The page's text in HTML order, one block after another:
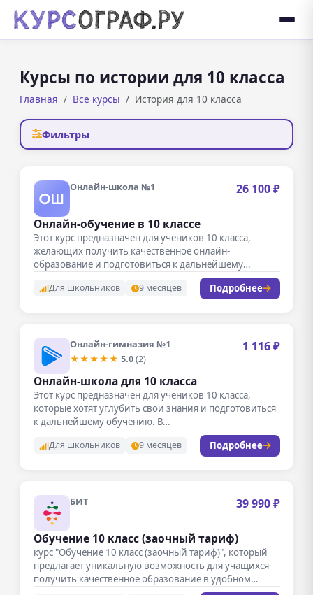
Курсы по истории для 10 класса
Главная Все курсы История для 10 класса
Фильтры
Онлайн-школа №1 26 100 ₽
Онлайн-обучение в 10 классе
Этот курс предназначен для учеников 10 класса,
желающих получить качественное онлайн-
образование и подготовиться к дальнейшему
Для школьников 9 месяцев Подробнее
Онлайн-гимназия №1
★★★★★ 5.0(2)
1 116 ₽
Онлайн-школа для 10 класса
Этот курс предназначен для учеников 10 класса,
которые хотят углубить свои знания и подготовиться
к дальнейшему обучению. В…
Для школьников 9 месяцев Подробнее
БИТ 39 990 ₽
Обучение 10 класс (заочный тариф)
курс "Обучение 10 класс (заочный тариф)", который
предлагает уникальную возможность для учащихся
получить качественное образование в удобном